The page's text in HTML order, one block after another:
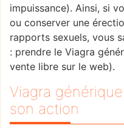
impuissance). Ainsi, si
ou conserver une
rapports sexuels, vous
: prendre le Viagra
vente libre sur le web).
Viagra
son action